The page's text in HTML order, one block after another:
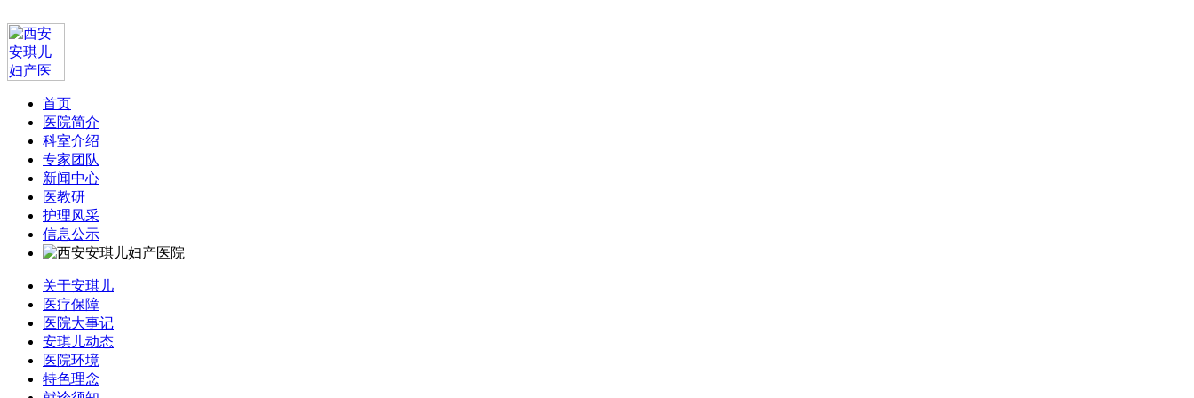
首页
医院简介
科室介绍
专家团队
新闻中心
医教研
护理风采
信息公示
关于安琪儿
医疗保障
医院大事记
安琪儿动态
医院环境
特色理念